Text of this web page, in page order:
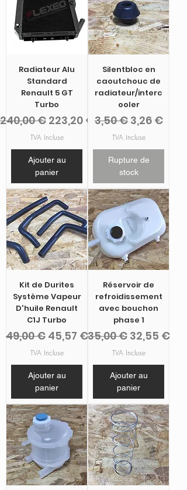
Radiateur Alu
Standard
Renault 5 GT
Turbo
original
240,00 € Prix promotionnel
223,20 €
TVA Incluse
Ajouter au
panier
Silentbloc en
caoutchouc de
radiateur/interc
ooler
Prix original
3,50 € Prix
3,26 €
TVA Incluse
Rupture de
stock
Kit de Durites
Système Vapeur
D'huile Renault
C1J Turbo
Prix original
49,00 € Prix promotionnel
45,57 €
TVA Incluse
Ajouter au
panier
Réservoir de
refroidissement
avec bouchon
phase 1
Prix original
35,00 € Prix
32,55 €
TVA Incluse
Ajouter au
panier